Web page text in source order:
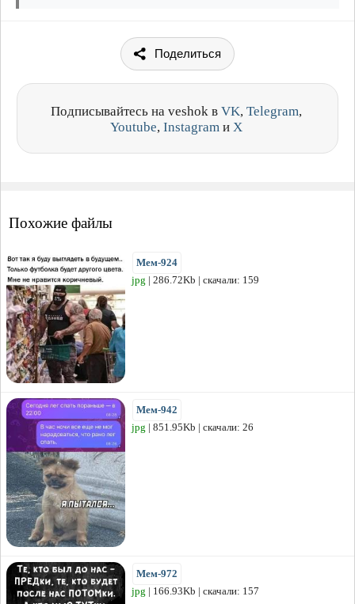
Поделиться
Подписывайтесь на veshok в VK, Telegram,
Youtube, Instagram и X
Похожие файлы
Мем-924
jpg | 286.72Kb | скачали: 159
Мем-942
jpg | 851.95Kb | скачали: 26
Мем-972
jpg | 166.93Kb | скачали: 157